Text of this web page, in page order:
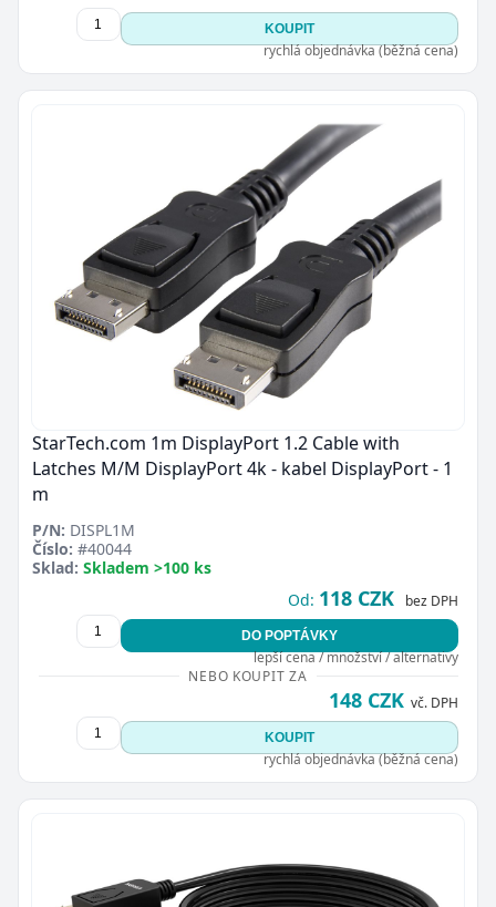
KOUPIT
rychlá objednávka (běžná cena)
StarTech.com 1m DisplayPort 1.2 Cable with
Latches M/M DisplayPort 4k - kabel DisplayPort - 1
m
P/N: DISPL1M
Číslo: #40044
Sklad: Skladem >100 ks
Od: 118 CZK bez DPH
DO POPTÁVKY
lepší cena / množství / alternativy
NEBO KOUPIT ZA
148 CZK vč. DPH
KOUPIT
rychlá objednávka (běžná cena)